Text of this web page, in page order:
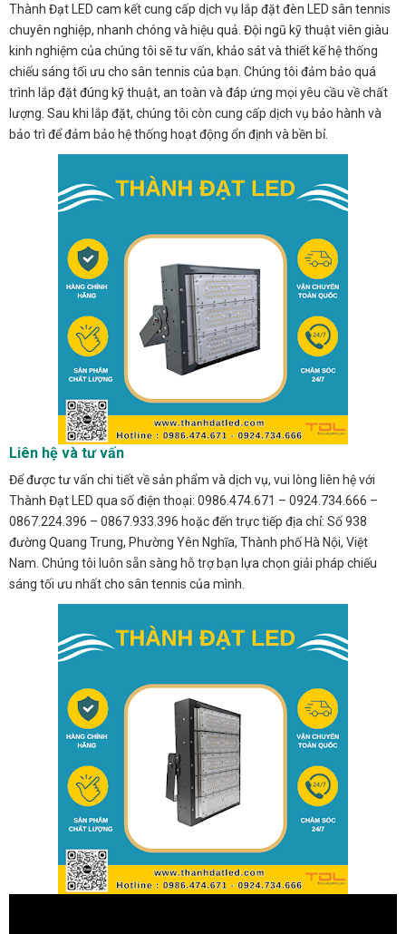
Thành Đạt LED cam kết cung cấp dịch vụ lắp đặt đèn LED sân tennis
chuyên nghiệp, nhanh chóng và hiệu quả. Đội ngũ kỹ thuật viên giàu
kinh nghiệm của chúng tôi sẽ tư vấn, khảo sát và thiết kế hệ thống
chiếu sáng tối ưu cho sân tennis của bạn. Chúng tôi đảm bảo quá
trình lắp đặt đúng kỹ thuật, an toàn và đáp ứng mọi yêu cầu về chất
lượng. Sau khi lắp đặt, chúng tôi còn cung cấp dịch vụ bảo hành và
bảo trì để đảm bảo hệ thống hoạt động ổn định và bền bỉ.
Liên hệ và tư vấn
Để được tư vấn chi tiết về sản phẩm và dịch vụ, vui lòng liên hệ với
Thành Đạt LED qua số điện thoại: 0986.474.671 – 0924.734.666 –
0867.224.396 – 0867.933.396 hoặc đến trực tiếp địa chỉ: Số 938
đường Quang Trung, Phường Yên Nghĩa, Thành phố Hà Nội, Việt
Nam. Chúng tôi luôn sẵn sàng hỗ trợ bạn lựa chọn giải pháp chiếu
sáng tối ưu nhất cho sân tennis của mình.